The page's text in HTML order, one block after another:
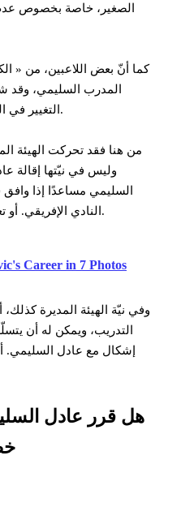
الصغير، خاصة بخصوص عدم
كما أنّ بعض اللاعبين، من «
المدرب السليمي، وقد
التغيير في اللقاء الأخير ضد النجم الساحلي.
من هنا فقد تحركت الهيئة
وليس في نيّتها إقالة
السليمي مساعدًا إذا
النادي الإفريقي. أو تعيين بارتران مارشان مديرًا فنيًا.
Career in 7 Photos
وفي نيّة الهيئة المديرة
التدريب، ويمكن له أن
إشكال مع عادل السليمي.
هل قرر عادل